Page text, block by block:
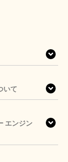
いて
エンジン